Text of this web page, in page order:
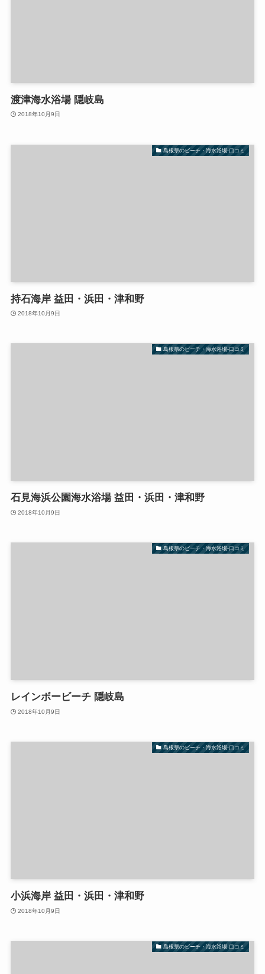
渡津海水浴場 隠岐島
2018年10月9日
島根県のビーチ・海水浴場-口コミ
持石海岸 益田・浜田・津和野
2018年10月9日
島根県のビーチ・海水浴場-口コミ
石見海浜公園海水浴場 益田・浜田・津和野
2018年10月9日
島根県のビーチ・海水浴場-口コミ
レインボービーチ 隠岐島
2018年10月9日
島根県のビーチ・海水浴場-口コミ
小浜海岸 益田・浜田・津和野
2018年10月9日
島根県のビーチ・海水浴場-口コミ